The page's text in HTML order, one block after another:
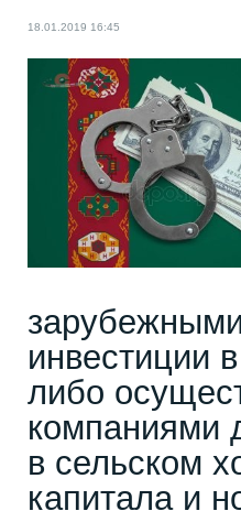
18.01.2019 16:45
инвестиции
либо
компаниями
в сельском
капитала и